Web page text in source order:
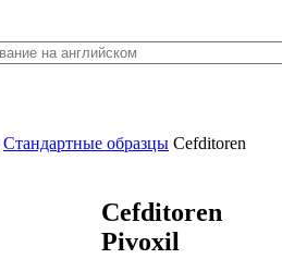
Стандартные образцы Cefditoren
Cefditoren
Pivoxil